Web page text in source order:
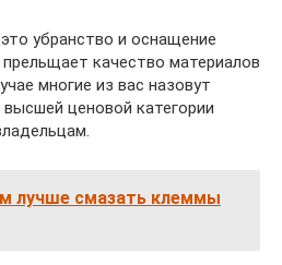
убранство и оснащение
качество материалов
многие из вас назовут
ценовой категории
лучше смазать клеммы